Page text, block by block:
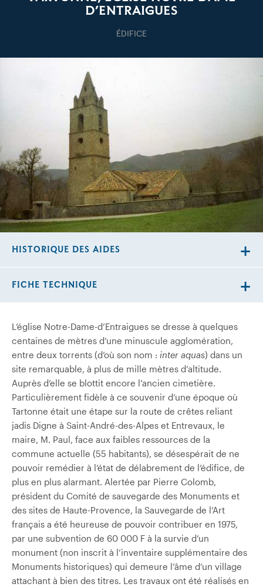
D’ENTRAIGUES
ÉDIFICE
L’église Notre-Dame-d’Entraigues se dresse à quelques
centaines de mètres d’une minuscule agglomération,
entre deux torrents (d’où son nom : inter aquas) dans un
site remarquable, à plus de mille mètres d’altitude.
Auprès d’elle se blottit encore l’ancien cimetière.
Particulièrement fidèle à ce souvenir d’une époque où
Tartonne était une étape sur la route de crêtes reliant
jadis Digne à Saint-André-des-Alpes et Entrevaux, le
maire, M. Paul, face aux faibles ressources de la
commune actuelle (55 habitants), se désespérait de ne
pouvoir remédier à l’état de délabrement de l’édifice, de
plus en plus alarmant. Alertée par Pierre Colomb,
président du Comité de sauvegarde des Monuments et
des sites de Haute-Provence, la Sauvegarde de l’Art
français a été heureuse de pouvoir contribuer en 1975,
par une subvention de 60 000 F à la survie d’un
monument (non inscrit à l’inventaire supplémentaire des
Monuments historiques) qui demeure l’âme d’un village
attachant à bien des titres. Les travaux ont été réalisés en
HISTORIQUE DES AIDES
FICHE TECHNIQUE